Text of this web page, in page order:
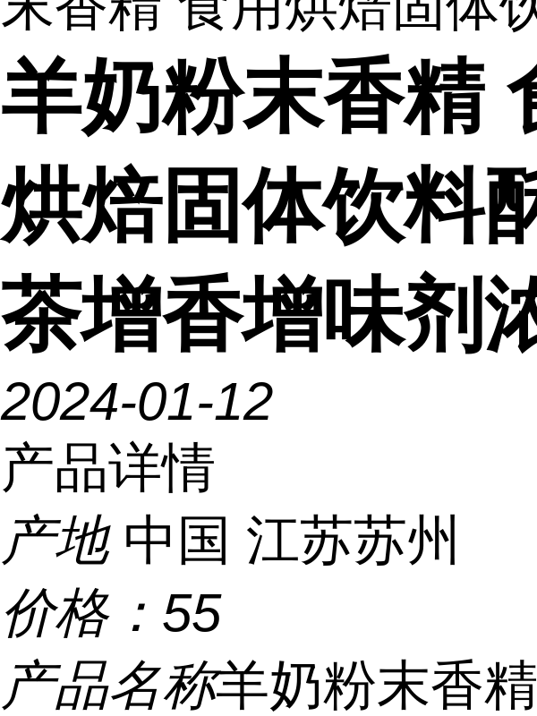
羊奶粉末香精
烘焙固体饮料
茶增香增味剂
2024-01-12
产品详情
产地 中国 江苏苏州
价格： 55
产品名称羊奶粉末香